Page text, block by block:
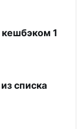
1
списка